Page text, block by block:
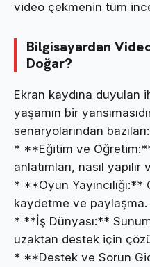
video çekmenin tüm
Bilgisayardan
Doğar?
Ekran kaydına duyulan
yaşamın bir
senaryolarından bazıları:
* **Eğitim ve Öğretim:**
anlatımları, nasıl yapılır
* **Oyun
kaydetme ve paylaşma.
* **İş Dünyası:**
uzaktan destek için
* **Destek ve Sorun